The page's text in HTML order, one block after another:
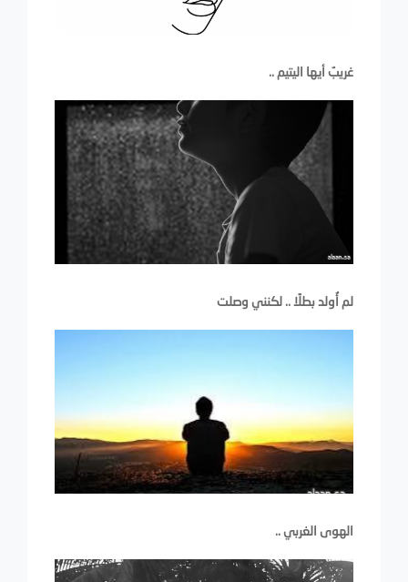
غريبٌ أيها اليتيم ..
لم أُولد بطلًا .. لكنني وصلت
الهوى الغربي ..